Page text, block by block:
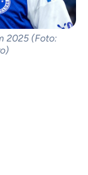
2025 (Foto: